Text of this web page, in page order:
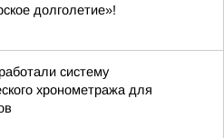
долголетие»!
систему
хронометража для